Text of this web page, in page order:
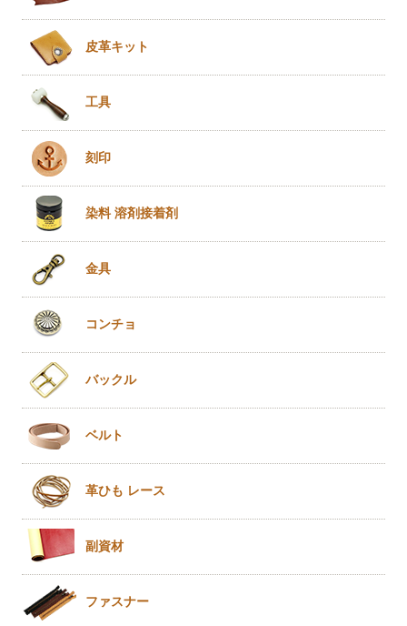
皮革キット
工具
刻印
染料 溶剤接着剤
金具
コンチョ
バックル
ベルト
革ひも レース
副資材
ファスナー